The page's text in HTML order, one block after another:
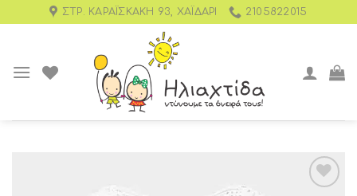
ΣΤΡ. ΚΑΡΑΪΣΚΆΚΗ 93, ΧΑΪΔΆΡΙ 2105822015